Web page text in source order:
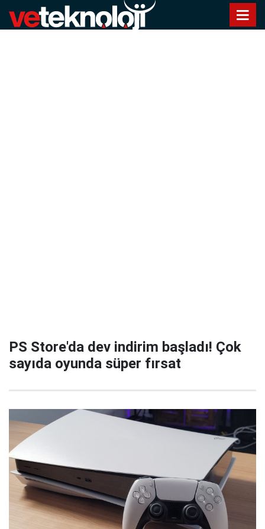
PS Store'da dev indirim başladı! Çok
sayıda oyunda süper fırsat